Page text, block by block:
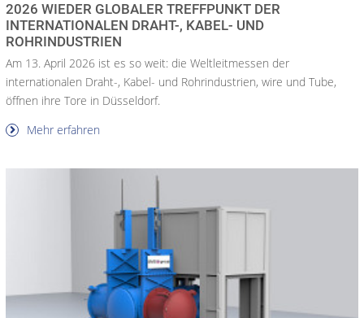
2026 WIEDER GLOBALER TREFFPUNKT DER
INTERNATIONALEN DRAHT-, KABEL- UND
ROHRINDUSTRIEN
Am 13. April 2026 ist es so weit: die Weltleitmessen der
internationalen Draht-, Kabel- und Rohrindustrien, wire und Tube,
öffnen ihre Tore in Düsseldorf.
Mehr erfahren